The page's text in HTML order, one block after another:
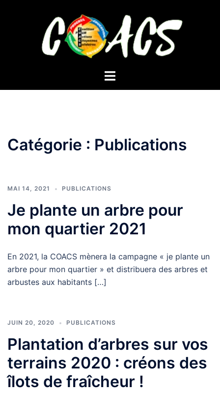
Ouvrir/fermer
Catégorie : Publications
MAI 14, 2021 PUBLICATIONS
Je plante un arbre pour
mon quartier 2021
En 2021, la COACS mènera la campagne « je plante un
arbre pour mon quartier » et distribuera des arbres et
arbustes aux habitants […]
JUIN 20, 2020 PUBLICATIONS
Plantation d’arbres sur vos
terrains 2020 : créons des
îlots de fraîcheur !